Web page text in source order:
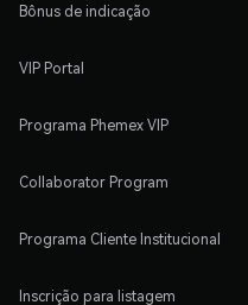
Bônus de indicação
VIP Portal
Programa Phemex VIP
Collaborator Program
Programa Cliente Institucional
Inscrição para listagem